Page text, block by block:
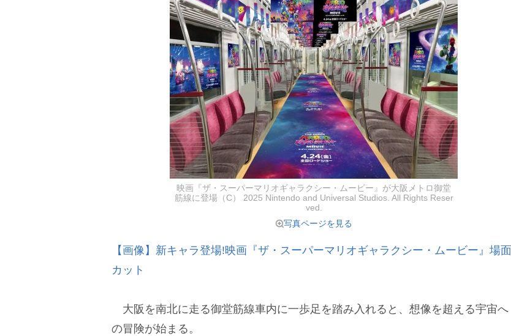
映画『ザ・スーパーマリオギャラクシー・ムービー』が大阪メトロ御堂
筋線に登場（C） 2025 Nintendo and Universal Studios. All Rights Reser
ved.
写真ページを見る
【画像】新キャラ登場!映画『ザ・スーパーマリオギャラクシー・ムービー』場面
カット
大阪を南北に走る御堂筋線車内に一歩足を踏み入れると、想像を超える宇宙へ
の冒険が始まる。